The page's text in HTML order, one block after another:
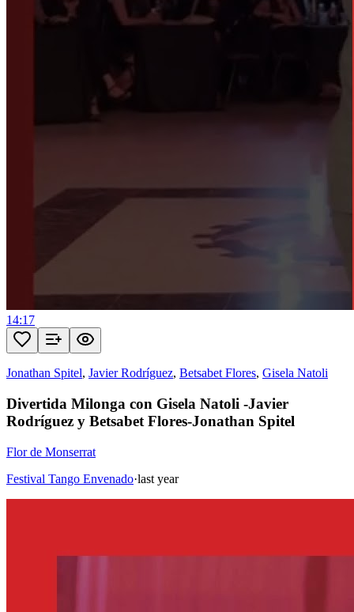
14:17
Jonathan Spitel, Javier Rodríguez, Betsabet Flores, Gisela Natoli
Divertida Milonga con Gisela Natoli -Javier
Rodríguez y Betsabet Flores-Jonathan Spitel
Flor de Monserrat
Festival Tango Envenado·last year